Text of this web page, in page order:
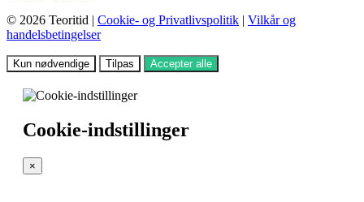
© 2026 Teoritid | Cookie- og Privatlivspolitik | Vilkår og
handelsbetingelser
Kun nødvendige Tilpas Accepter alle
Cookie-indstillinger
×